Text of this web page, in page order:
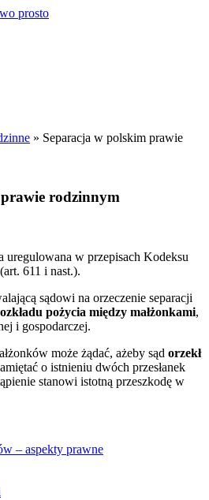
» Separacja w polskim prawie
rodzinnym
uregulowana w przepisach Kodeksu
611 i nast.).
sądowi na orzeczenie separacji
pożycia między małżonkami,
i gospodarczej.
może żądać, ażeby sąd orzekł
o istnieniu dwóch przesłanek
stanowi istotną przeszkodę w
– aspekty prawne